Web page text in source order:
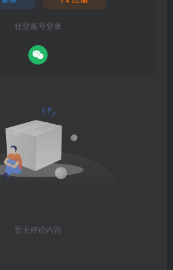
社交账号登录
暂无评论内容